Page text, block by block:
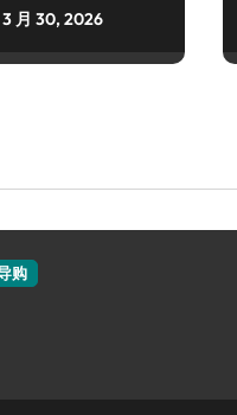
3 月 30, 2026
购